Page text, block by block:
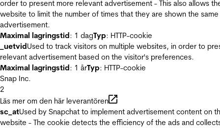
order to present more relevant advertisement - This also allows
website to limit the number of times that they are shown the same
advertisement.
Maximal lagringstid: 1 dagTyp: HTTP-cookie
_uetvidUsed to track visitors on multiple websites, in order to
relevant advertisement based on the visitor's preferences.
Maximal lagringstid: 1 årTyp: HTTP-cookie
Snap Inc.
2
Läs mer om den här leverantören
sc_atUsed by Snapchat to implement advertisement content on
website - The cookie detects the efficiency of the ads and